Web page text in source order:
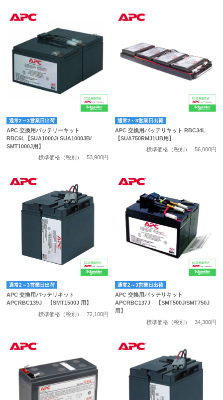
通常2～3営業日出荷
APC 交換用バッテリーキット
RBC6L【SUA1000J/ SUA1000JB/
SMT1000J用】
標準価格（税別）
53,900円
通常2～3営業日出荷
APC 交換用バッテリキット RBC34L
【SUA750RMJ1UB用】
標準価格（税別）
56,000円
通常2～3営業日出荷
APC 交換用バッテリキット
APCRBC139J 【SMT1500J 用】
標準価格（税別）
72,100円
通常2～3営業日出荷
APC 交換用バッテリキット
APCRBC137J 【SMT500J/SMT750J
用】
標準価格（税別）
34,300円